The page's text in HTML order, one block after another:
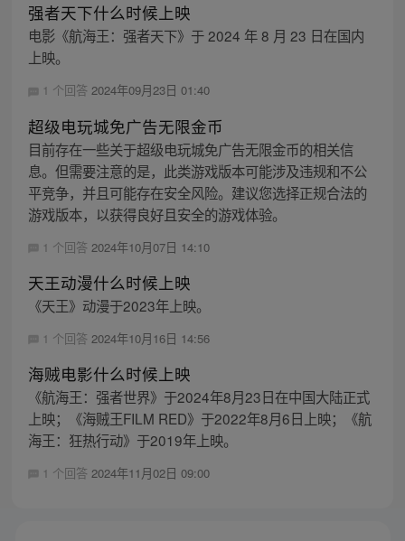
强者天下什么时候上映
电影《航海王：强者天下》于 2024 年 8 月 23 日在国内
上映。
1 个回答 2024年09月23日 01:40
超级电玩城免广告无限金币
目前存在一些关于超级电玩城免广告无限金币的相关信
息。但需要注意的是，此类游戏版本可能涉及违规和不公
平竞争，并且可能存在安全风险。建议您选择正规合法的
游戏版本，以获得良好且安全的游戏体验。
1 个回答 2024年10月07日 14:10
天王动漫什么时候上映
《天王》动漫于2023年上映。
1 个回答 2024年10月16日 14:56
海贼电影什么时候上映
《航海王：强者世界》于2024年8月23日在中国大陆正式
上映；《海贼王FILM RED》于2022年8月6日上映；《航
海王：狂热行动》于2019年上映。
1 个回答 2024年11月02日 09:00